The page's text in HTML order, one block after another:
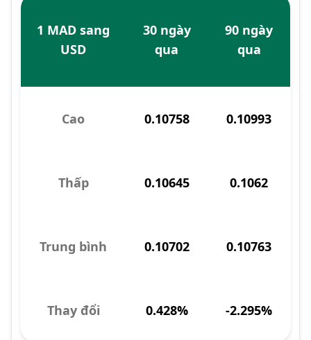
1 MAD sang
USD
30 ngày
qua
90 ngày
qua
Cao 0.10758 0.10993
Thấp 0.10645 0.1062
Trung bình 0.10702 0.10763
Thay đổi 0.428% -2.295%